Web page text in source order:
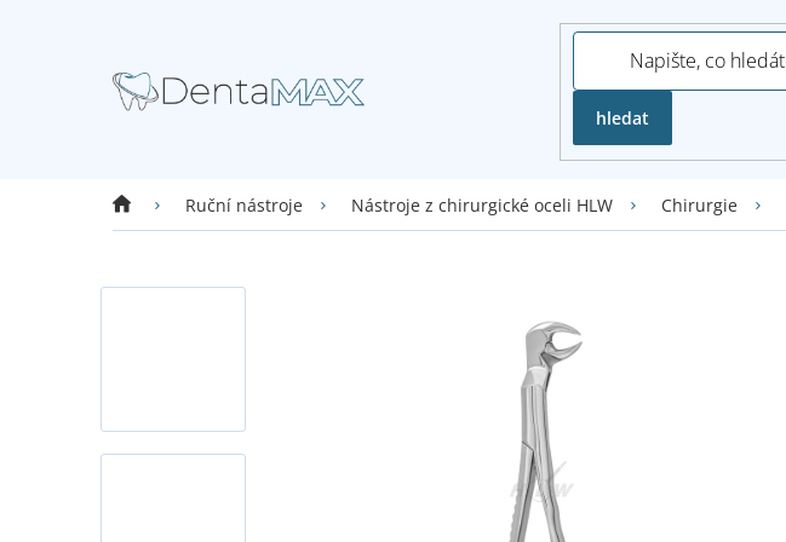
hledat
Domů Ruční nástroje Nástroje z chirurgické oceli HLW Chirurgie